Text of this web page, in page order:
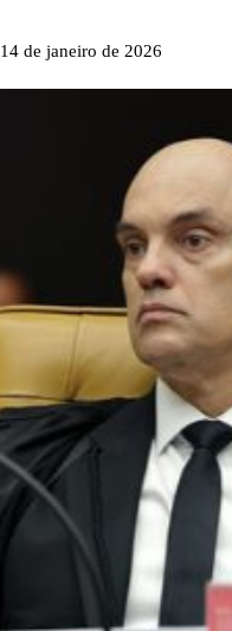
14 de janeiro de 2026